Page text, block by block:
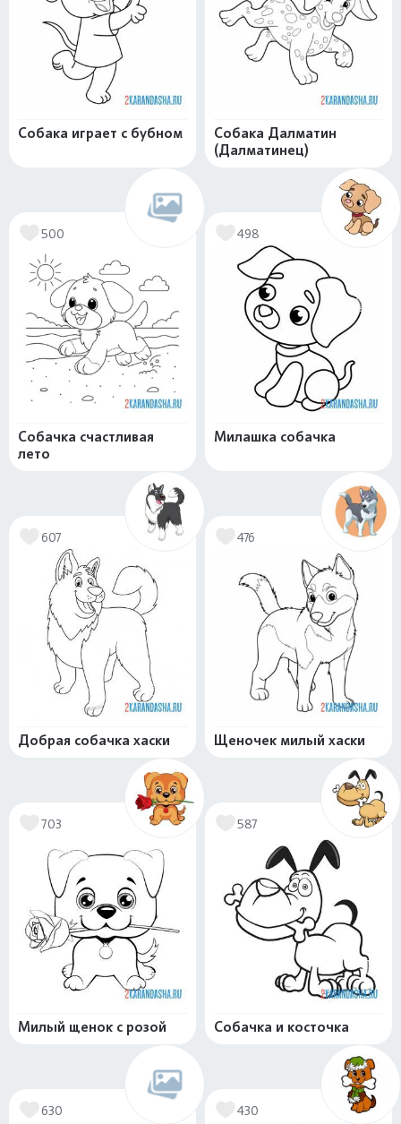
Собака играет с бубном
Собака Далматин
(Далматинец)
500
Собачка счастливая
лето
498
Милашка собачка
607
Добрая собачка хаски
476
Щеночек милый хаски
703
Милый щенок с розой
587
Собачка и косточка
630 430